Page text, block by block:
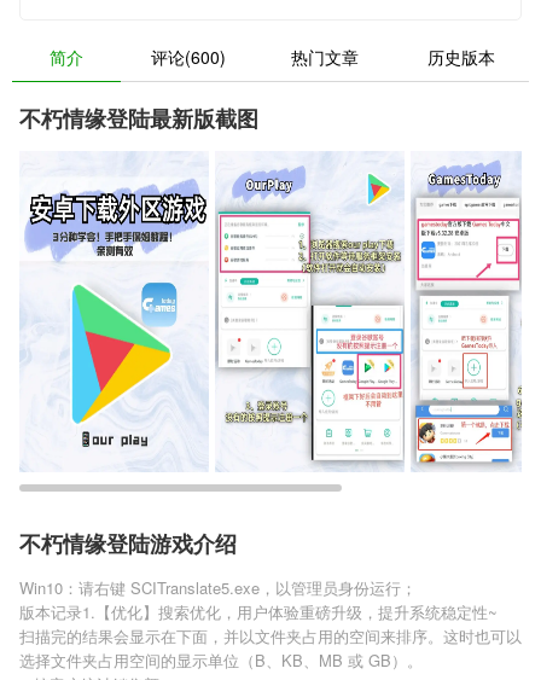
简介 评论(600) 热门文章 历史版本
不朽情缘登陆最新版截图
不朽情缘登陆游戏介绍
Win10：请右键 SCITranslate5.exe，以管理员身份运行；
版本记录1.【优化】搜索优化，用户体验重磅升级，提升系统稳定性~
扫描完的结果会显示在下面，并以文件夹占用的空间来排序。这时也可以
选择文件夹占用空间的显示单位（B、KB、MB 或 GB）。